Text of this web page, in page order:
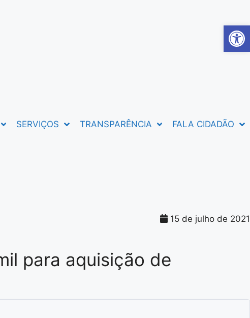
SERVIÇOS TRANSPARÊNCIA FALA CIDADÃO
15 de julho de 2021
para aquisição de
Abrir